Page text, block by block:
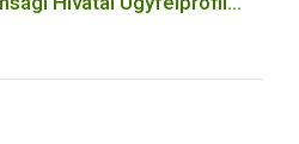
tevékenység
közhatalmi eljárásaihoz